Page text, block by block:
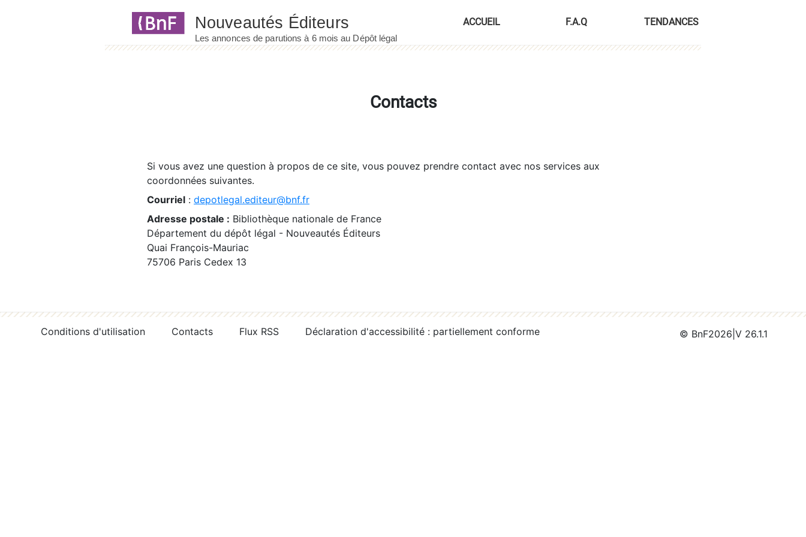
ACCUEIL F.A.Q TENDANCES
Contacts
Si vous avez une question à propos de ce site, vous pouvez prendre contact avec nos services aux
coordonnées suivantes.
Courriel : depotlegal.editeur@bnf.fr
Adresse postale : Bibliothèque nationale de France
Département du dépôt légal - Nouveautés Éditeurs
Quai François-Mauriac
75706 Paris Cedex 13
Conditions d'utilisation Contacts Flux RSS Déclaration d'accessibilité : partiellement conforme © BnF2026 V 26.1.1